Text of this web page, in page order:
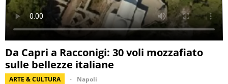
Da Capri a Racconigi: 30 voli mozzafiato
sulle bellezze italiane
ARTE & CULTURA Napoli